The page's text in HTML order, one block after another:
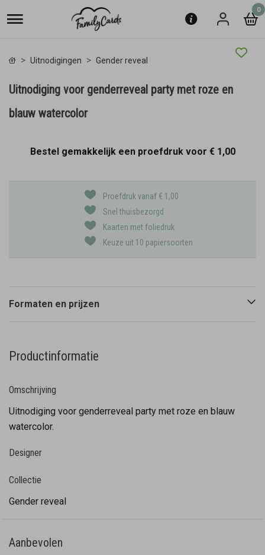
0
Uitnodigingen Gender reveal
Uitnodiging voor genderreveal party met roze en
blauw watercolor
Bestel gemakkelijk een proefdruk voor € 1,00
Proefdruk vanaf € 1,00
Snel thuisbezorgd
Kaarten met foliedruk
Keuze uit 10 papiersoorten
Formaten en prijzen
Productinformatie
Omschrijving
Uitnodiging voor genderreveal party met roze en blauw
watercolor.
Designer
Collectie
Gender reveal
Aanbevolen